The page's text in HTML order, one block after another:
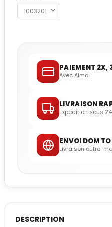
PAIEMENT 2X,
Avec Alma
LIVRAISON
Expédition sous
ENVOI DOM
Livraison outre-
DESCRIPTION